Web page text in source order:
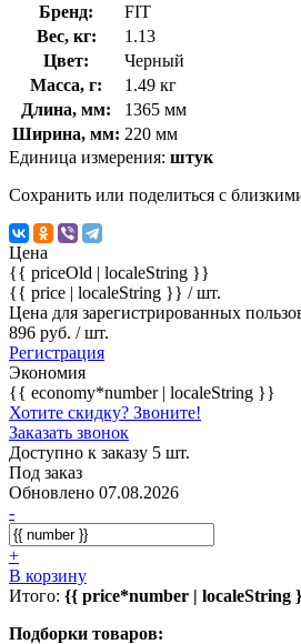
Бренд:
FIT
Вес, кг:
1.13
Цвет:
Черный
Масса, г:
1.49 кг
Длина, мм:
1365 мм
Ширина, мм: 220 мм
Единица измерения: штук
Сохранить или поделиться с
Цена
{{ priceOld | localeString }}
{{ price | localeString }} / шт.
Цена для зарегистрированных
896 руб. / шт.
Регистрация
Экономия
{{ economy*number | localeString }}
Хотите скидку? Звоните!
Заказать звонок
Доступно к заказу 5 шт.
Под заказ
Обновлено 07.08.2026
-
+
В корзину
Итого: {{ price*number | localeString
Подборки товаров: